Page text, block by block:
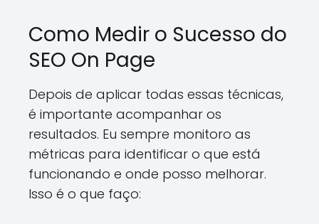
Como Medir o Sucesso do
SEO On Page
Depois de aplicar todas essas técnicas,
é importante acompanhar os
resultados. Eu sempre monitoro as
métricas para identificar o que está
funcionando e onde posso melhorar.
Isso é o que faço: